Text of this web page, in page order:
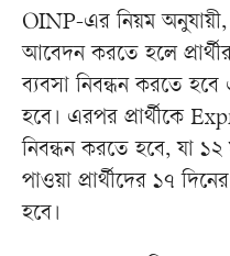
OINP-এর নিয়ম অনুযায়ী,
আবেদন করতে হলে
ব্যবসা নিবন্ধন করতে
হবে। এরপর প্রার্থীকে
নিবন্ধন করতে হবে, যা ১২
পাওয়া প্রার্থীদের ১৭
হবে।